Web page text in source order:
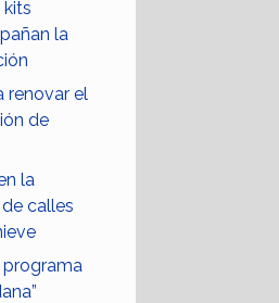
kits
la
renovar el
de
la
calles
programa